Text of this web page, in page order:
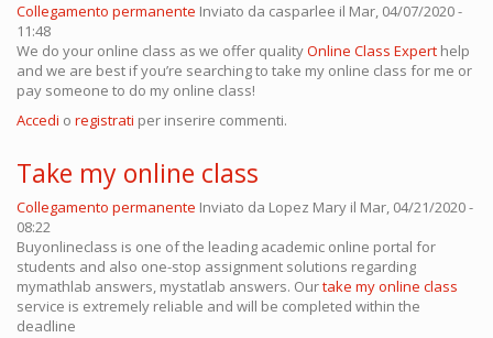
Collegamento permanente Inviato da casparlee il Mar, 04/07/2020 -
11:48
We do your online class as we offer qualityOnline Class Expert help
and we are best if you’re searching to take my online class for me or
pay someone to do my online class!
Accedi o registrati per inserire commenti.
Take my online class
Collegamento permanente Inviato da Lopez Mary il Mar, 04/21/2020 -
08:22
Buyonlineclass is one of the leading academic online portal for
students and also one-stop assignment solutions regarding
mymathlab answers, mystatlab answers. Ourtake my online class
service is extremely reliable and will be completed within the
deadline